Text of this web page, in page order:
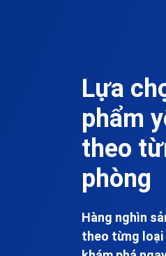
Lựa
phẩm
theo
phòng
Hàng nghìn
theo từng loại